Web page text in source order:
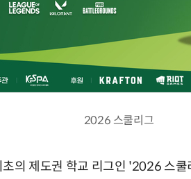
2026 스쿨리그
의 제도권 학교 리그인 '2026 스